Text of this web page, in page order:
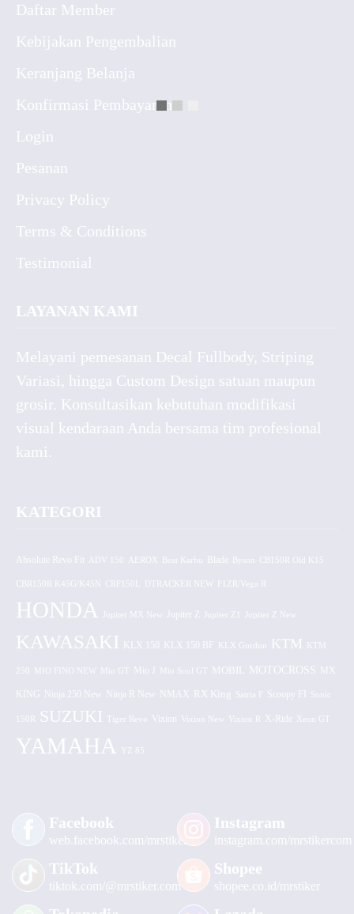
Daftar Member
Kebijakan Pengembalian
Keranjang Belanja
Konfirmasi Pembayaran
Login
Pesanan
Privacy Policy
Terms & Conditions
Testimonial
LAYANAN KAMI
Melayani pemesanan Decal Fullbody, Striping
Variasi, hingga Custom Design satuan maupun
grosir. Konsultasikan kebutuhan modifikasi
visual kendaraan Anda bersama tim profesional
kami.
KATEGORI
Absolute Revo Fit ADV 150 AEROX CB150R Old K15
CBR150R K45G/K45N CRF150L DTRACKER NEW F1ZR/Vega R
HONDA Jupiter MX New Jupiter Z
KAWASAKI KLX 150 KLX 150 BF KLX Gordon KTM KTM
250 MIO FINO NEW Mio GT Mio J Mio Soul GT MOBIL MOTOCROSS MX
KING Ninja 250 New Ninja R New NMAX RX King Satria F Scoopy FI Sonic
150R SUZUKI Tiger Revo Vixion Vixion New Vixion R X-Ride Xeon GT
YAMAHA YZ 85
Facebook
web.facebook.com/mrstiker
Instagram
instagram.com/mrstikercom
TikTok
tiktok.com/@mrstiker.com
Shopee
shopee.co.id/mrstiker